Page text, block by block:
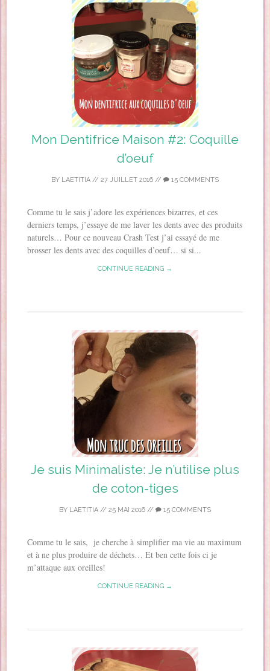
Mon Dentifrice Maison #2: Coquille
d’oeuf
BY LAETITIA // 27 JUILLET 2016 // 15 COMMENTS
Comme tu le sais j’adore les expériences bizarres, et ces
derniers temps, j’essaye de me laver les dents avec des produits
naturels… Pour ce nouveau Crash Test j’ai essayé de me
brosser les dents avec des coquilles d’oeuf… si si...
CONTINUE READING →
Je suis Minimaliste: Je n’utilise plus
de coton-tiges
BY LAETITIA // 25 MAI 2016 // 15 COMMENTS
Comme tu le sais, je cherche à simplifier ma vie au maximum
et à ne plus produire de déchets… Et ben cette fois ci je
m’attaque aux oreilles!
CONTINUE READING →